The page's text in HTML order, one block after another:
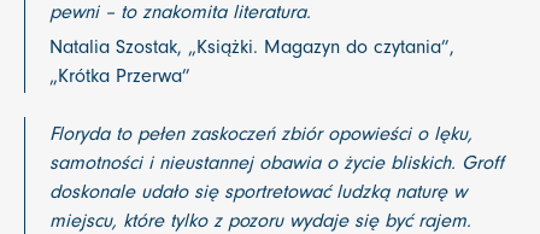
pewni – to znakomita literatura.
Natalia Szostak, „Książki. Magazyn do czytania”,
„Krótka Przerwa”
Floryda to pełen zaskoczeń zbiór opowieści o lęku,
samotności i nieustannej obawia o życie bliskich. Groff
doskonale udało się sportretować ludzką naturę w
miejscu, które tylko z pozoru wydaje się być rajem.